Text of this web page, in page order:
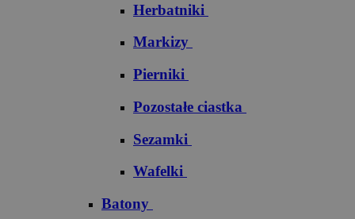
Herbatniki
Markizy
Pierniki
Pozostałe ciastka
Sezamki
Wafelki
Batony